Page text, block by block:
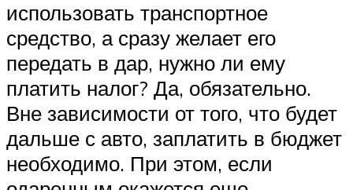
использовать транспортное
средство, а сразу желает его
передать в дар, нужно ли ему
платить налог? Да, обязательно.
Вне зависимости от того, что будет
дальше с авто, заплатить в бюджет
необходимо. При этом, если